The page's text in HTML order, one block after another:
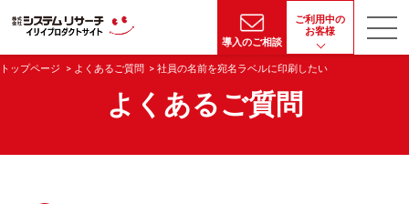
導入のご相談
ご利用中の
お客様
トップページ よくあるご質問 社員の名前を宛名ラベルに印刷したい
よくあるご質問